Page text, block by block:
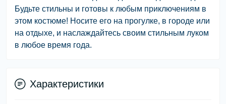
Будьте стильны и готовы к любым приключениям в
этом костюме! Носите его на прогулке, в городе или
на отдыхе, и наслаждайтесь своим стильным луком
в любое время года.
Характеристики